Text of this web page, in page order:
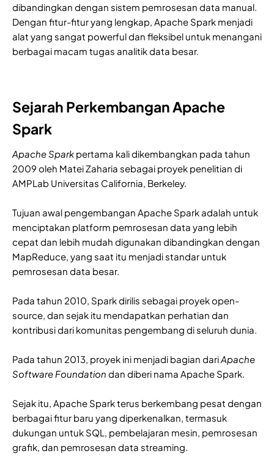
dibandingkan dengan sistem pemrosesan data manual.
Dengan fitur-fitur yang lengkap, Apache Spark menjadi
alat yang sangat powerful dan fleksibel untuk menangani
berbagai macam tugas analitik data besar.
Sejarah Perkembangan Apache
Spark
Apache Spark pertama kali dikembangkan pada tahun
2009 oleh Matei Zaharia sebagai proyek penelitian di
AMPLab Universitas California, Berkeley.
Tujuan awal pengembangan Apache Spark adalah untuk
menciptakan platform pemrosesan data yang lebih
cepat dan lebih mudah digunakan dibandingkan dengan
MapReduce, yang saat itu menjadi standar untuk
pemrosesan data besar.
Pada tahun 2010, Spark dirilis sebagai proyek open-
source, dan sejak itu mendapatkan perhatian dan
kontribusi dari komunitas pengembang di seluruh dunia.
Pada tahun 2013, proyek ini menjadi bagian dariApache
Software Foundation dan diberi nama Apache Spark.
Sejak itu, Apache Spark terus berkembang pesat dengan
berbagai fitur baru yang diperkenalkan, termasuk
dukungan untuk SQL, pembelajaran mesin, pemrosesan
grafik, dan pemrosesan data streaming.